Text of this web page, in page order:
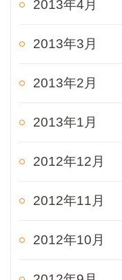
2013年4月
2013年3月
2013年2月
2013年1月
2012年12月
2012年11月
2012年10月